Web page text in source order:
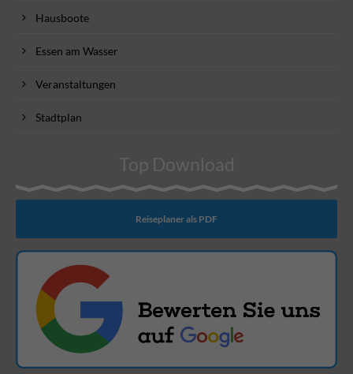
Hausboote
Essen am Wasser
Veranstaltungen
Stadtplan
Top Download
Reiseplaner als PDF